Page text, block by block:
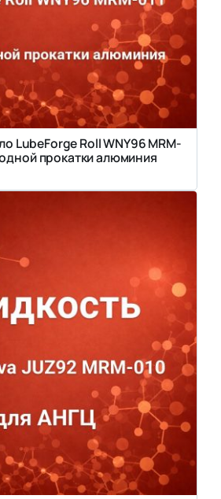
LubeForge Roll WNY96 MRM-
прокатки алюминия